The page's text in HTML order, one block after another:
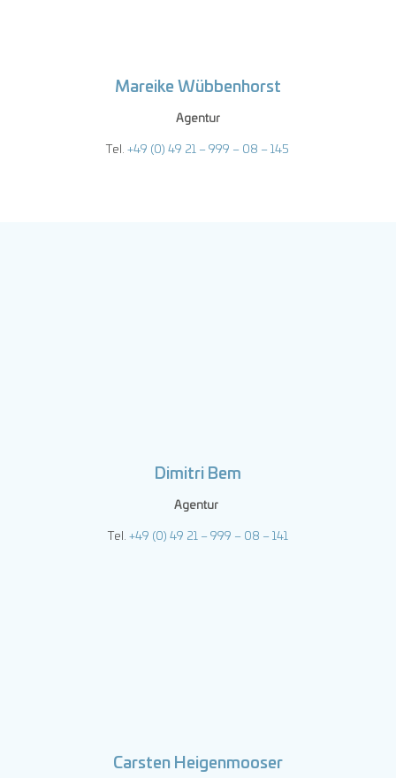
Mareike Wübbenhorst
Agentur
Tel.+49 (0) 49 21 – 999 – 08 – 145
Dimitri Bem
Agentur
Tel. +49 (0) 49 21 – 999 – 08 – 141
Carsten Heigenmooser